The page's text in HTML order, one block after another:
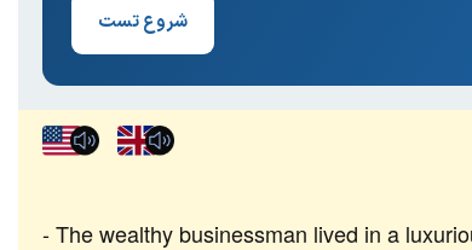
شروع تست
The wealthy businessman lived in a